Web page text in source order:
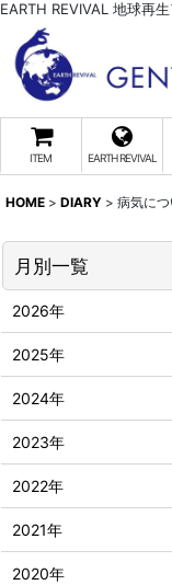
EARTH REVIVAL 地球再
ITEM EARTH REVIVAL
HOME > DIARY > 病気に
月別一覧
2026年
2025年
2024年
2023年
2022年
2021年
2020年